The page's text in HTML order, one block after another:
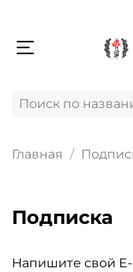
Главная
Подписка
Напишите свой